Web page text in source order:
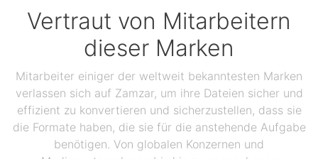
Vertraut von Mitarbeitern
dieser Marken
Mitarbeiter einiger der weltweit bekanntesten Marken
verlassen sich auf Zamzar, um ihre Dateien sicher und
effizient zu konvertieren und sicherzustellen, dass sie
die Formate haben, die sie für die anstehende Aufgabe
benötigen. Von globalen Konzernen und